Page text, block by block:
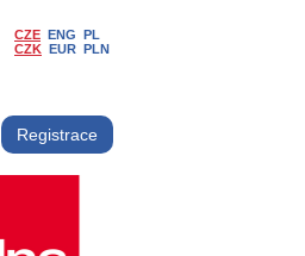
CZE ENG PL
CZK EUR PLN
Registrace